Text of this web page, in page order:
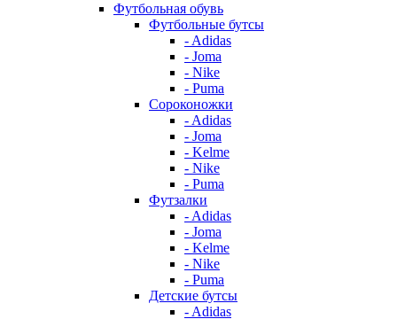
Футбольная обувь
Футбольные бутсы
- Adidas
- Joma
- Nike
- Puma
Сороконожки
- Adidas
- Joma
- Kelme
- Nike
- Puma
Футзалки
- Adidas
- Joma
- Kelme
- Nike
- Puma
Детские бутсы
- Adidas